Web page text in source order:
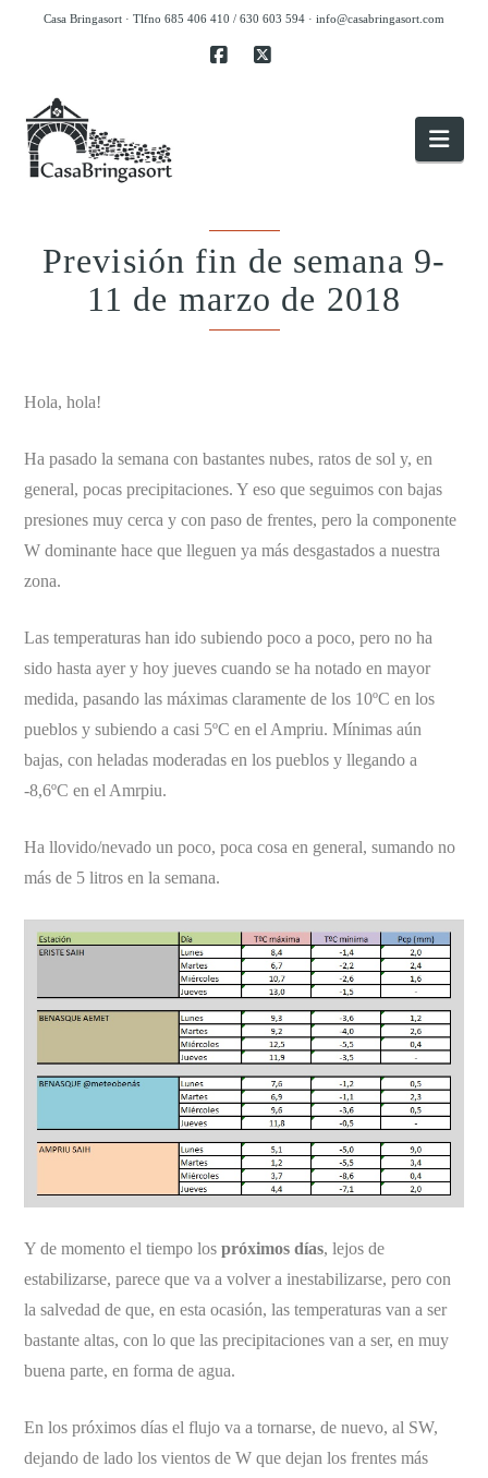
Casa Bringasort · Tlfno 685 406 410 / 630 603 594 · info@casabringasort.com
Previsión fin de semana 9-
11 de marzo de 2018
Hola, hola!
Ha pasado la semana con bastantes nubes, ratos de sol y, en
general, pocas precipitaciones. Y eso que seguimos con bajas
presiones muy cerca y con paso de frentes, pero la componente
W dominante hace que lleguen ya más desgastados a nuestra
zona.
Las temperaturas han ido subiendo poco a poco, pero no ha
sido hasta ayer y hoy jueves cuando se ha notado en mayor
medida, pasando las máximas claramente de los 10ºC en los
pueblos y subiendo a casi 5ºC en el Ampriu. Mínimas aún
bajas, con heladas moderadas en los pueblos y llegando a
-8,6ºC en el Amrpiu.
Ha llovido/nevado un poco, poca cosa en general, sumando no
más de 5 litros en la semana.
Y de momento el tiempo lospróximos días, lejos de
estabilizarse, parece que va a volver a inestabilizarse, pero con
la salvedad de que, en esta ocasión, las temperaturas van a ser
bastante altas, con lo que las precipitaciones van a ser, en muy
buena parte, en forma de agua.
En los próximos días el flujo va a tornarse, de nuevo, al SW,
dejando de lado los vientos de W que dejan los frentes más